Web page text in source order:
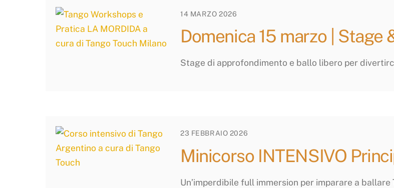
14 MARZO 2026
Domenica 15 marzo | Stage
Stage di approfondimento e ballo libero per
23 FEBBRAIO 2026
Minicorso INTENSIVO
Un’imperdibile full immersion per imparare a ballare